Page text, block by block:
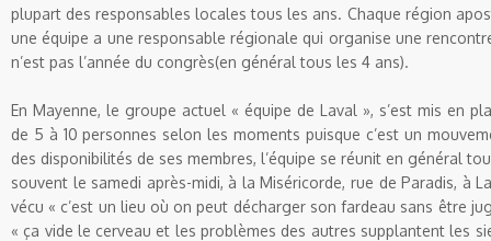
plupart desresponsables locales tous les ans. Chaque région
une équipe a une responsable régionale qui organise une
n’est pas l’année du congrès(en généraltous les 4 ans).
En Mayenne, le groupe actuel « équipe de Laval », s’est mis en
de 5 à 10 personnes selon lesmoments puisque c’est un
des disponibilités de ses membres, l’équipe se réunit en général
souvent le samedi après-midi, à la Miséricorde, rue deParadis, à
vécu « c’est un lieu où on peut décharger son fardeau sans être
« ça vide le cerveau et les problèmes des autres supplantent les